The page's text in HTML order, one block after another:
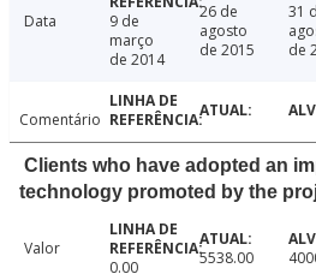
Data
9 de
março
de 2014
26 de
agosto
de 2015
31
de
Comentário
Clients who have adopted an
technology promoted by the
Valor
0.00
5538.00